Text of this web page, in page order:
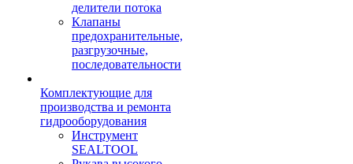
делители потока
Клапаны
предохранительные,
разгрузочные,
последовательности
Комплектующие для
производства и ремонта
гидрооборудования
Инструмент
SEALTOOL